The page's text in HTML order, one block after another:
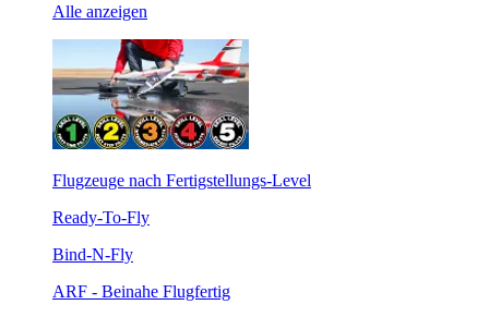
Alle anzeigen
Flugzeuge nach Fertigstellungs-Level
Ready-To-Fly
Bind-N-Fly
ARF - Beinahe Flugfertig